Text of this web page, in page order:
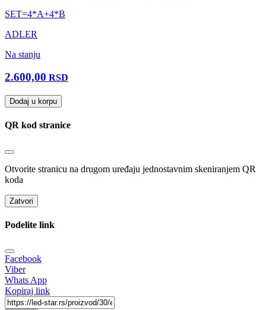
SET=4*A+4*B
ADLER
Na stanju
2.600,00 RSD
Dodaj u korpu
QR kod stranice
Otvorite stranicu na drugom uređaju jednostavnim skeniranjem QR
koda
Zatvori
Podelite link
Facebook
Viber
Whats App
Kopiraj link